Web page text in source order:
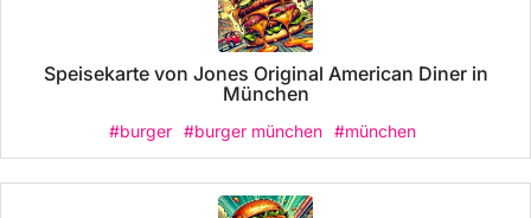
Speisekarte von Jones Original American Diner in
München
#burger #burger münchen #münchen